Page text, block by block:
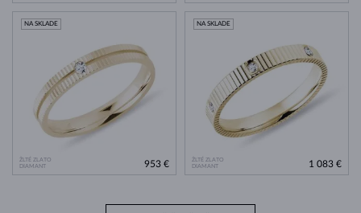
ŽLTÉ ZLATO
DIAMANT
NA SKLADE
953 €
ŽLTÉ ZLATO
DIAMANT
NA SKLADE
1 083 €